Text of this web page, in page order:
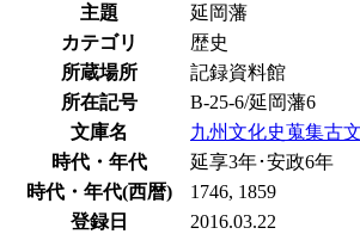
主題
延岡藩
カテゴリ
歴史
所蔵場所
記録資料館
所在記号
B-25-6/延岡藩6
文庫名
九州文化史蒐集古
時代・年代
延享3年･安政6年
時代・年代(西暦)
1746, 1859
登録日
2016.03.22